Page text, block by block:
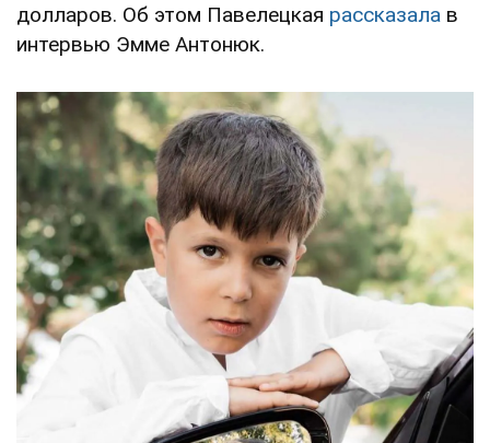
долларов. Об этом Павелецкая рассказала в
интервью Эмме Антонюк.